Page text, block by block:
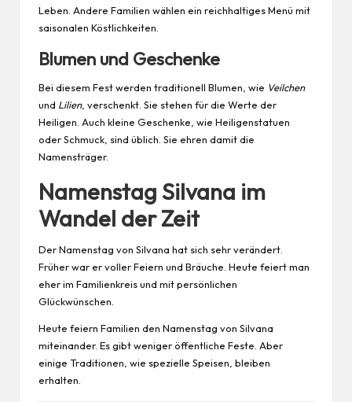
Leben. Andere Familien wählen ein reichhaltiges Menü mit
saisonalen Köstlichkeiten.
Blumen und Geschenke
Bei diesem Fest werden traditionell Blumen, wie Veilchen
und Lilien, verschenkt. Sie stehen für die Werte der
Heiligen. Auch kleine Geschenke , wie Heiligenstatuen
oder Schmuck, sind üblich. Sie ehren damit die
Namensträger.
Namenstag Silvana im
Wandel der Zeit
Der Namenstag von Silvana hat sich sehr verändert.
Früher war er voller Feiern und Bräuche. Heute feiert man
eher im Familienkreis und mit persönlichen
Glückwünschen.
Heute feiern Familien den Namenstag von Silvana
miteinander. Es gibt weniger öffentliche Feste. Aber
einige Traditionen, wie spezielle Speisen, bleiben
erhalten.